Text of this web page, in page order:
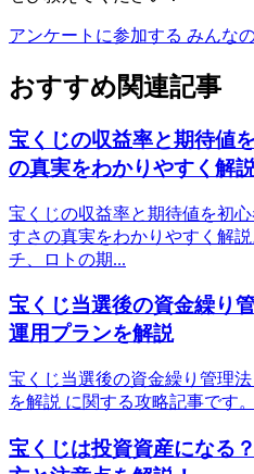
アンケートに参加する みんな
おすすめ関連記事
宝くじの収益率と期待値
の真実をわかりやすく解
宝くじの収益率と期待値を初
すさの真実をわかりやすく解
チ、ロトの期...
宝くじ当選後の資金繰り
運用プランを解説
宝くじ当選後の資金繰り管理
を解説 に関する攻略記事です
宝くじは投資資産になる